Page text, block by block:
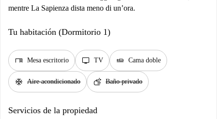
mentre La Sapienza dista meno di un’ora.
Tu habitación (Dormitorio 1)
desk Mesa escritorio tv TV airline_seat_flat Cama doble
ac_unit Aire acondicionado soap Baño privado
Servicios de la propiedad